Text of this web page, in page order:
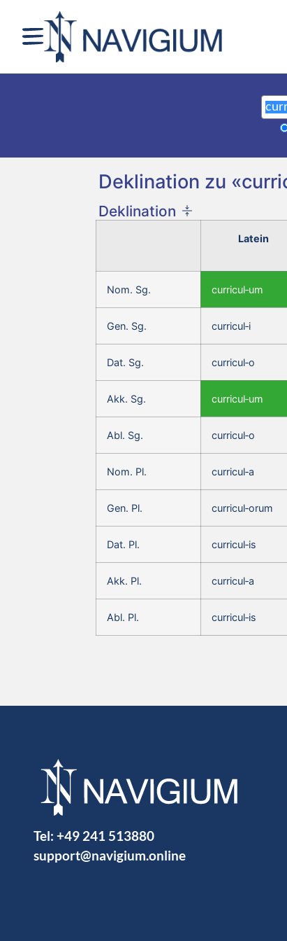
Deklination zu
Deklination
Latein
Nom. Sg. curricul‑um
Gen. Sg. curricul‑i
Dat. Sg. curricul‑o
Akk. Sg. curricul‑um
Abl. Sg. curricul‑o
Nom. Pl. curricul‑a
Gen. Pl. curricul‑orum
Dat. Pl. curricul‑is
Akk. Pl. curricul‑a
Abl. Pl. curricul‑is
Tel: +49 241 513880
support@navigium.online